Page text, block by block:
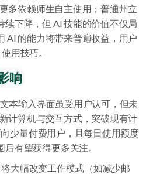
多依赖师生自主使用；普通州立
续下降，但 AI 技能的价值不仅局
AI 的能力将带来普遍收益，用户
用技巧。
响
本输入界面虽受用户认可，但未
计算机与交互方式，突破现有计
少量付费用户，且每日使用额度
有望获得更多关注。
将大幅改变工作模式（如减少邮